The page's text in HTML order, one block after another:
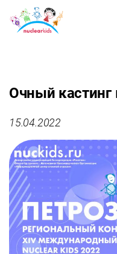
Очный кастинг
15.04.2022